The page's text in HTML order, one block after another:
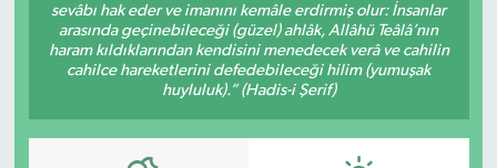
sevâbı hak eder ve imanını kemâle erdirmiş olur: İnsanlar
arasında geçinebileceği (güzel) ahlâk, Allâhü Teâlâ’nın
haram kıldıklarından kendisini menedecek verâ ve cahilin
cahilce hareketlerini defedebileceği hilim (yumuşak
huyluluk).” (Hadis-i Şerif)
Spor
Tatil ve Seyahat